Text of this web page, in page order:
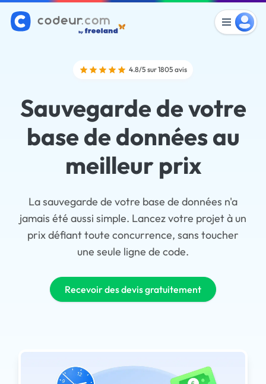
4.8/5 sur 1805 avis
Sauvegarde de votre
base de données au
meilleur prix
La sauvegarde de votre base de données n'a
jamais été aussi simple. Lancez votre projet à un
prix défiant toute concurrence, sans toucher
une seule ligne de code.
Recevoir des devis gratuitement